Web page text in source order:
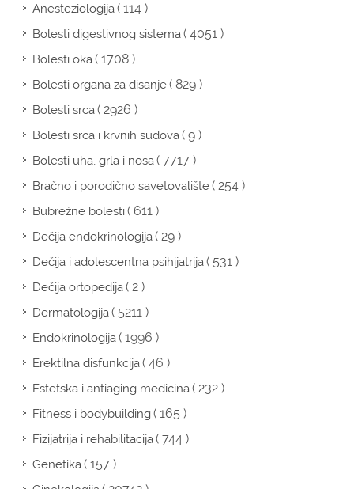
Anesteziologija( 114 )
Bolesti digestivnog sistema( 4051 )
Bolesti oka( 1708 )
Bolesti organa za disanje( 829 )
Bolesti srca( 2926 )
Bolesti srca i krvnih sudova( 9 )
Bolesti uha, grla i nosa( 7717 )
Bračno i porodično savetovalište( 254 )
Bubrežne bolesti( 611 )
Dečija endokrinologija( 29 )
Dečija i adolescentna psihijatrija( 531 )
Dečija ortopedija( 2 )
Dermatologija( 5211 )
Endokrinologija( 1996 )
Erektilna disfunkcija( 46 )
Estetska i antiaging medicina( 232 )
Fitness i bodybuilding( 165 )
Fizijatrija i rehabilitacija( 744 )
Genetika( 157 )